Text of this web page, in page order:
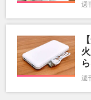
週
週